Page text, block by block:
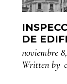
DE
noviembre
Written by